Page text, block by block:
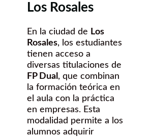
Los Rosales
En la ciudad de Los
Rosales, los estudiantes
tienen acceso a
diversas titulaciones de
FP Dual , que combinan
la formación teórica en
el aula con la práctica
en empresas. Esta
modalidad permite a los
alumnos adquirir